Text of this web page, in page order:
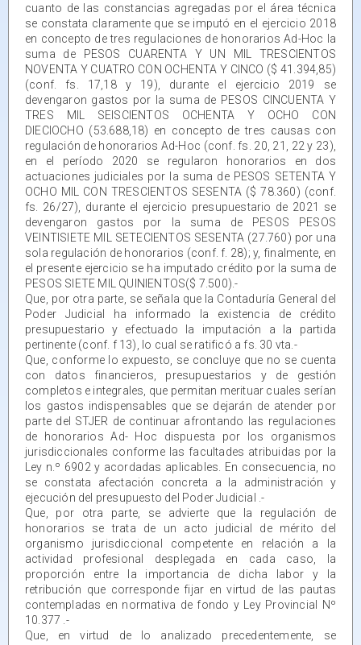
cuanto de las constancias agregadas por el área técnica
se constata claramente que se imputó en el ejercicio 2018
en concepto de tres regulaciones de honorarios Ad-Hoc la
suma de PESOS CUARENTA Y UN MIL TRESCIENTOS
NOVENTA Y CUATRO CON OCHENTA Y CINCO ($ 41.394,85)
(conf. fs. 17,18 y 19), durante el ejercicio 2019 se
devengaron gastos por la suma de PESOS CINCUENTA Y
TRES MIL SEISCIENTOS OCHENTA Y OCHO CON
DIECIOCHO (53.688,18) en concepto de tres causas con
regulación de honorarios Ad-Hoc (conf. fs. 20, 21, 22 y 23),
en el período 2020 se regularon honorarios en dos
actuaciones judiciales por la suma de PESOS SETENTA Y
OCHO MIL CON TRESCIENTOS SESENTA ($ 78.360) (conf.
fs. 26/27), durante el ejercicio presupuestario de 2021 se
devengaron gastos por la suma de PESOS PESOS
VEINTISIETE MIL SETECIENTOS SESENTA (27.760) por una
sola regulación de honorarios (conf. f. 28); y, finalmente, en
el presente ejercicio se ha imputado crédito por la suma de
PESOS SIETE MIL QUINIENTOS($ 7.500).-
Que, por otra parte, se señala que la Contaduría General del
Poder Judicial ha informado la existencia de crédito
presupuestario y efectuado la imputación a la partida
pertinente (conf. f 13), lo cual se ratificó a fs. 30 vta.-
Que, conforme lo expuesto, se concluye que no se cuenta
con datos financieros, presupuestarios y de gestión
completos e integrales, que permitan merituar cuales serían
los gastos indispensables que se dejarán de atender por
parte del STJER de continuar afrontando las regulaciones
de honorarios Ad- Hoc dispuesta por los organismos
jurisdiccionales conforme las facultades atribuidas por la
Ley n.º 6902 y acordadas aplicables. En consecuencia, no
se constata afectación concreta a la administración y
ejecución del presupuesto del Poder Judicial .-
Que, por otra parte, se advierte que la regulación de
honorarios se trata de un acto judicial de mérito del
organismo jurisdiccional competente en relación a la
actividad profesional desplegada en cada caso, la
proporción entre la importancia de dicha labor y la
retribución que corresponde fijar en virtud de las pautas
contempladas en normativa de fondo y Ley Provincial Nº
10.377 .-
Que, en virtud de lo analizado precedentemente, se